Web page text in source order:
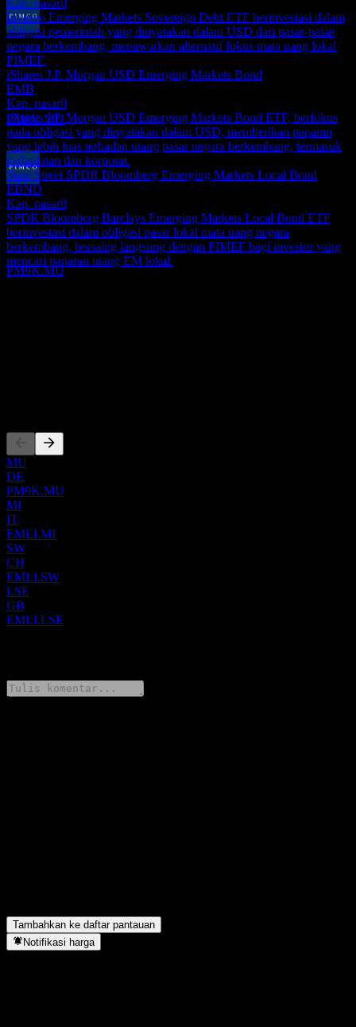
Pembayaran dividen
31
DEC
PIMCO Advantage Emerging Markets Local
Bond UCITS
Perkiraan
PM9K.MU
Ex-dividen
15
JAN 27
PIMCO Advantage Emerging Markets Local
Bond UCITS
Perkiraan
PM9K.MU
Invesco Emerging Markets Sovereign Debt ETF berinvestasi dalam
obligasi pemerintah yang dinyatakan dalam USD dari pasar-pasar
negara berkembang, menawarkan alternatif fokus mata uang lokal
PIMEF.
iShares J.P. Morgan USD Emerging Markets Bond
EMB
Kap. pasar0
iShares J.P. Morgan USD Emerging Markets Bond ETF, berfokus
pada obligasi yang dinyatakan dalam USD, memberikan paparan
yang lebih luas terhadap utang pasar negara berkembang, termasuk
kedaulatan dan korporat.
State Street SPDR Bloomberg Emerging Markets Local Bond
EBND
Kap. pasar0
SPDR Bloomberg Barclays Emerging Markets Local Bond ETF
berinvestasi dalam obligasi pasar lokal mata uang negara
berkembang, bersaing langsung dengan PIMEF bagi investor yang
mencari paparan utang EM lokal.
MU
DE
PM9K.MU
MI
IT
EMLI.MI
SW
CH
EMLI.SW
LSE
GB
EMLI.LSE
Tambahkan ke daftar pantauan
Notifikasi harga